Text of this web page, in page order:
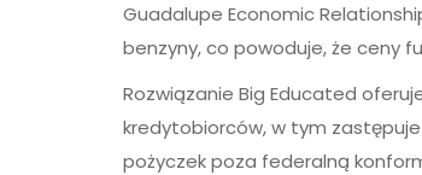
Guadalupe Economic
benzyny, co powoduje, że ceny
Rozwiązanie Big Educated
kredytobiorców, w tym
pożyczek poza federalną